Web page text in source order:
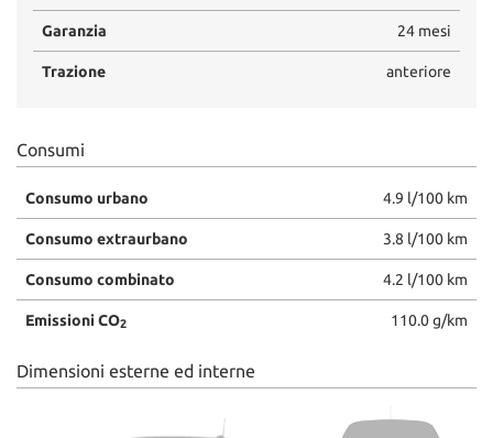
Garanzia 24 mesi
Trazione anteriore
Consumi
Consumo urbano 4.9 l/100 km
Consumo extraurbano 3.8 l/100 km
Consumo combinato 4.2 l/100 km
Emissioni CO2 110.0 g/km
Dimensioni esterne ed interne